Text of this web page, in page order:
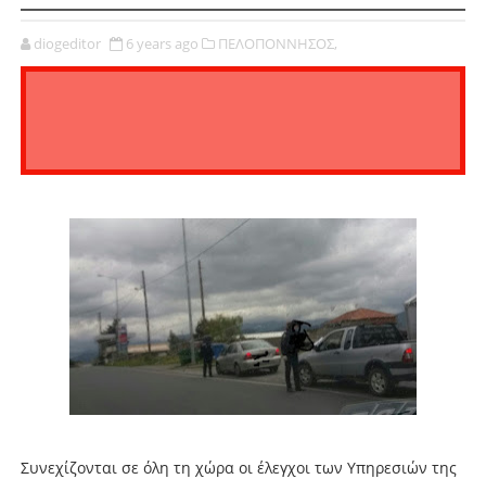
diogeditor 6 years ago ΠΕΛΟΠΟΝΝΗΣΟΣ,
Συνεχίζονται σε όλη τη χώρα οι έλεγχοι των Υπηρεσιών της